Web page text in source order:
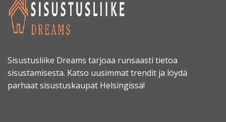
Sisustusliike Dreams tarjoaa runsaasti tietoa
sisustamisesta. Katso uusimmat trendit ja löydä
parhaat sisustuskaupat Helsingissä!